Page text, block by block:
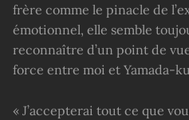
frère comme le pinacle de
émotionnel, elle semble
reconnaître d’un point de
force entre moi et Yamada-
« J’accepterai tout ce que